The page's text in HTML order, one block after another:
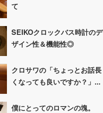
て
SEIKOクロックバス時計のデ
ザイン性＆機能性◎
クロサワの「ちょっとお話長
くなっても良いですか？」...
僕にとってのロマンの塊。